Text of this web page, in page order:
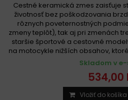
Cestné keramická zmes zaisťuje
životnosť bez poškodzovania
rôznych poveternostných
zmeny teplôt), tak aj pri zmenách
staršie športové a cestovné
na motocykle nižších obsahov,
Skladom v
534,00
Vložiť do košíka